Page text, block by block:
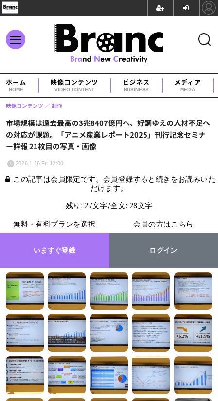
ホーム
HOME
映像コンテンツ
VIDEO CONTENT
ビジネス
BUSINESS
メディア
MEDIA
市場規模は過去最高の3兆8407億円へ、好調ゆえの人材不足へ
の対応が課題。「アニメ産業レポート2025」刊行記念セミナ
ー詳報 21枚目の写真・画像
映像コンテンツ 制作
2026.1.16 Fri 12:00
この記事は会員限定です。会員登録すると続きをお読みいた
だけます。
残り: 27文字/全文: 28文字
無料・有料プランを選択
いますぐ登録
会員の方はこちら
ログイン